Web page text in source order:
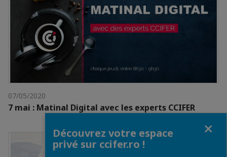
07/05/2020
7 mai : Matinal Digital avec les experts CCIFER
Découvrez votre espace
privé sur ccifer.ro !